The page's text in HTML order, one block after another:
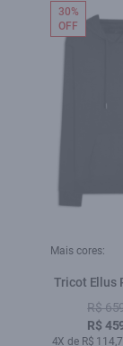
Mais cores:
Tricot Ellus
R$
R$
4X de R$
30%
OFF